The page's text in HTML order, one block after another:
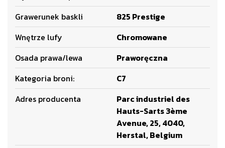
Grawerunek baskli
825 Prestige
Wnętrze lufy
Chromowane
Osada prawa/lewa
Praworęczna
Kategoria broni:
C7
Adres producenta
Parc industriel des
Hauts-Sarts 3ème
Avenue, 25, 4040,
Herstal, Belgium